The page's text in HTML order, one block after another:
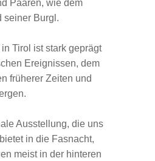
Paaren, wie dem
seiner Burgl.
Tirol ist stark geprägt
Ereignissen, dem
früherer Zeiten und
Ausstellung, die uns
in die Fasnacht,
meist in der hinteren